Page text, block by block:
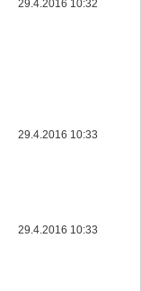
29.4.2016 10:32
29.4.2016 10:33
29.4.2016 10:33